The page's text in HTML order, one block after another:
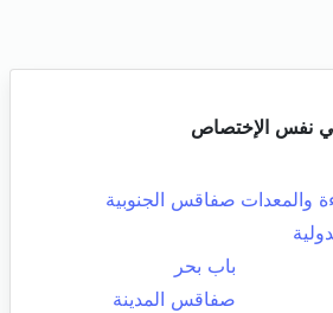
نفس الإختصاص
والمعدات صفاقس الجنوبية
باب بحر
صفاقس المدينة